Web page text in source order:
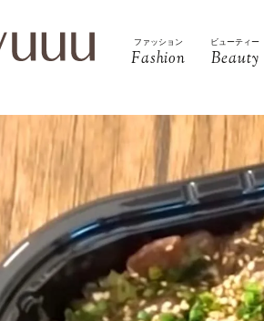
ファッション
Fashion
ビューティー
Beauty